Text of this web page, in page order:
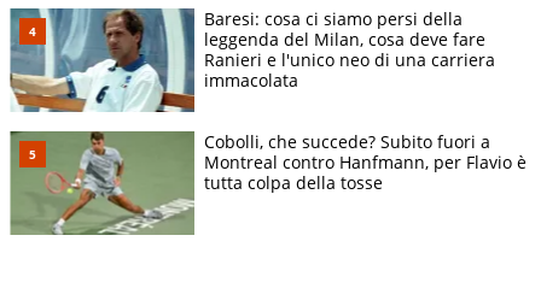
Baresi: cosa ci siamo persi della
leggenda del Milan, cosa deve fare
Ranieri e l'unico neo di una carriera
immacolata
Cobolli, che succede? Subito fuori a
Montreal contro Hanfmann, per Flavio è
tutta colpa della tosse